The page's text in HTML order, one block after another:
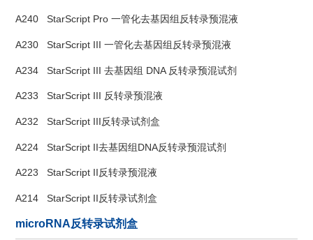
A240StarScript Pro 一管化去基因组反转录预混液
A230StarScript III 一管化去基因组反转录预混液
A234StarScript III 去基因组 DNA 反转录预混试剂
A233StarScript III 反转录预混液
A232StarScript III反转录试剂盒
A224StarScript II去基因组DNA反转录预混试剂
A223StarScript II反转录预混液
A214StarScript II反转录试剂盒
microRNA反转录试剂盒